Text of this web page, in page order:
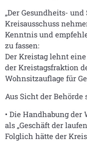
„Der Gesundheits-
Kreisausschuss
Kenntnis und
zu fassen:
Der Kreistag lehnt
der Kreistagsfraktion
Wohnsitzauflage für
Aus Sicht der
• Die Handhabung
als „Geschäft der
Folglich hätte der